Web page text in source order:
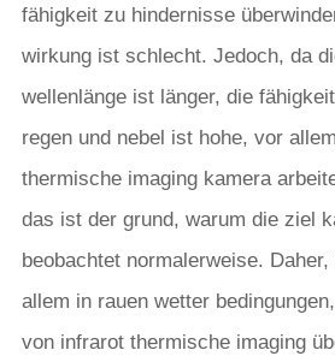
fähigkeit zu hindernisse
wirkung ist schlecht. Jedoch, da
wellenlänge ist länger, die
regen und nebel ist hohe, vor
thermische imaging kamera
das ist der grund, warum die ziel
beobachtet normalerweise.
allem in rauen wetter
von infrarot thermische imaging